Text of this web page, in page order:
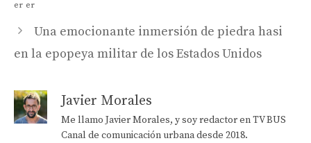
ᵉʳ ᵉʳ
Una emocionante inmersión de piedra hasi
en la epopeya militar de los Estados Unidos
Javier Morales
Me llamo Javier Morales, y soy redactor en TV BUS
Canal de comunicación urbana desde 2018.